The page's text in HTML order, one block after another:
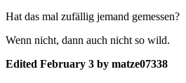
Hat das mal zufällig jemand gemessen?
Wenn nicht, dann auch nicht so wild.
Edited February 3 by matze07338